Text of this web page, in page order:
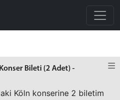
Bileti (2 Adet) -
Köln konserine 2 biletim